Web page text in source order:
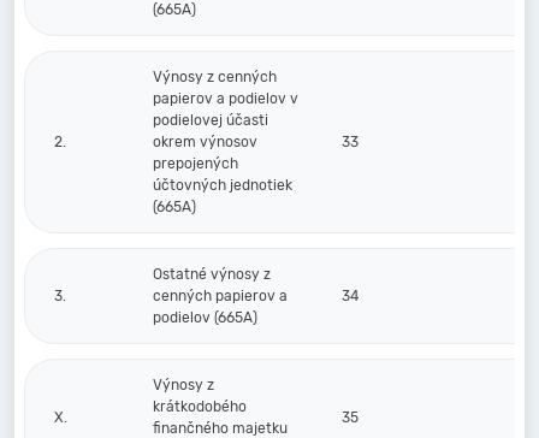
(665A)
2.
Výnosy z cenných
papierov a podielov v
podielovej účasti
okrem výnosov
prepojených
účtovných jednotiek
(665A)
33
3.
Ostatné výnosy z
cenných papierov a
podielov (665A)
34
X.
Výnosy z
krátkodobého
finančného majetku
35